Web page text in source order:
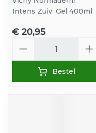
Intens Zuiv. Gel 400ml
€ 20,95
Bestel